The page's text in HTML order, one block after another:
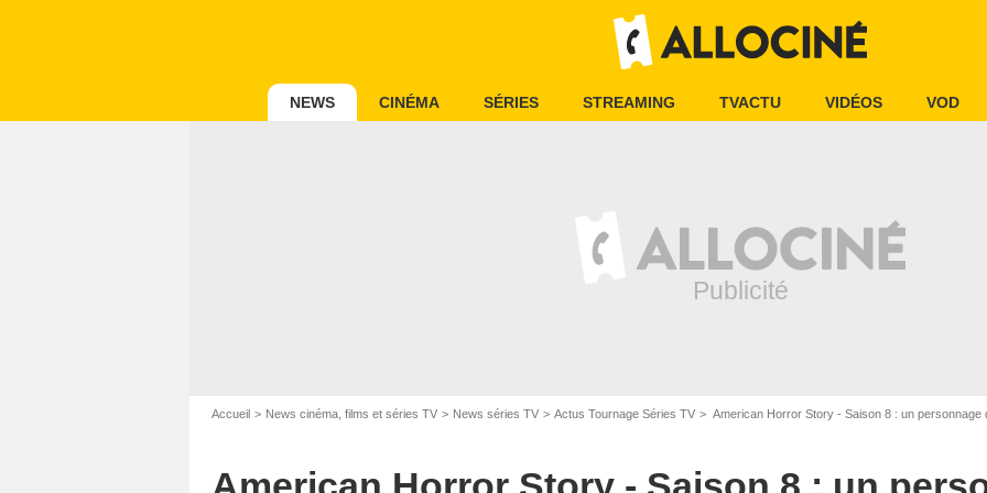
NEWS CINÉMA SÉRIES STREAMING TVACTU VIDÉOS VOD
Accueil News cinéma, films et séries TV News séries TV Actus Tournage Séries TV American Horror Story - Saison 8 : un